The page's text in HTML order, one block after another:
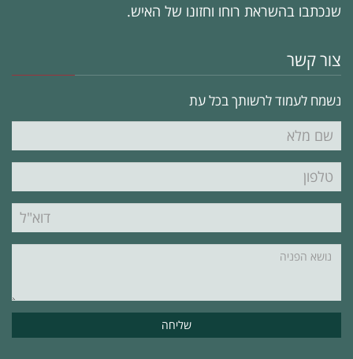
שנכתבו בהשראת רוחו וחזונו של האיש.
צור קשר
נשמח לעמוד לרשותך בכל עת
שם
מלא
טלפון
נושא